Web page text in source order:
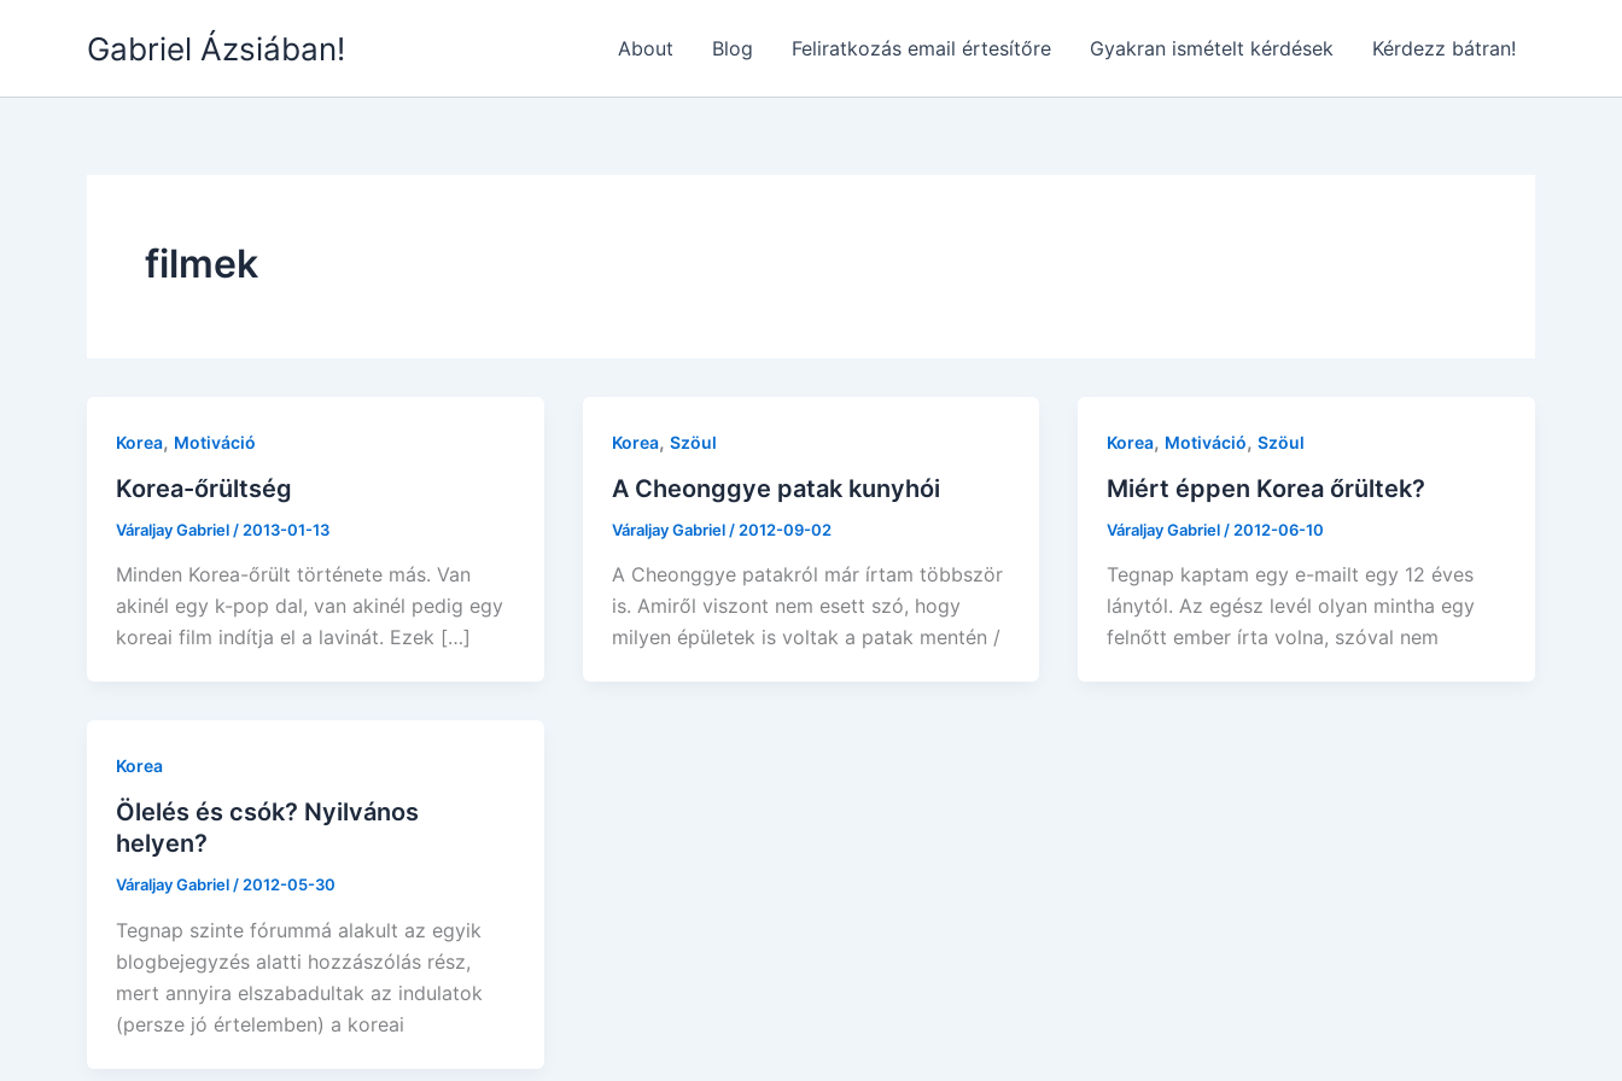
Gabriel Ázsiában! About Blog Feliratkozás email értesítőre Gyakran ismételt kérdések Kérdezz bátran!
filmek
Korea, Motiváció
Korea-őrültség
Váraljay Gabriel / 2013-01-13
Minden Korea-őrült története más. Van
akinél egy k-pop dal, van akinél pedig egy
koreai film indítja el a lavinát. Ezek […]
Korea, Szöul
A Cheonggye patak kunyhói
Váraljay Gabriel / 2012-09-02
A Cheonggye patakról már írtam többször
is. Amiről viszont nem esett szó, hogy
milyen épületek is voltak a patak mentén /
Korea, Motiváció,Szöul
Miért éppen Korea őrültek?
Váraljay Gabriel / 2012-06-10
Tegnap kaptam egy e-mailt egy 12 éves
lánytól. Az egész levél olyan mintha egy
felnőtt ember írta volna, szóval nem
Korea
Ölelés és csók? Nyilvános
helyen?
Váraljay Gabriel / 2012-05-30
Tegnap szinte fórummá alakult az egyik
blogbejegyzés alatti hozzászólás rész,
mert annyira elszabadultak az indulatok
(persze jó értelemben) a koreai